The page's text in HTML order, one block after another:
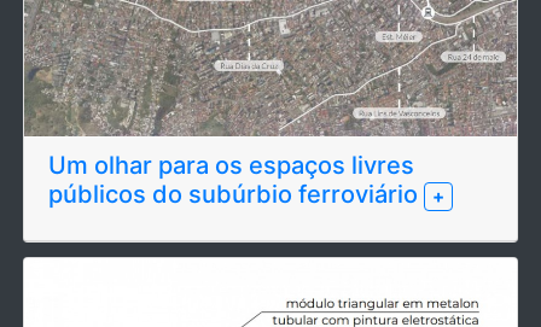
Um olhar para os espaços livres
públicos do subúrbio ferroviário
+